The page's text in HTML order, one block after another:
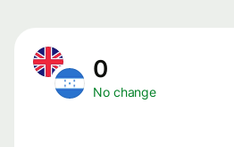
0
No change